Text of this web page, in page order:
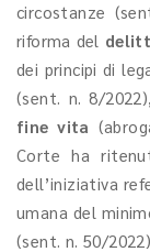
circostanze
riforma del
dei principi di
(sent. n. 8/
fine vita
Corte ha
dell’iniziativa
umana del
(sent. n. 50/